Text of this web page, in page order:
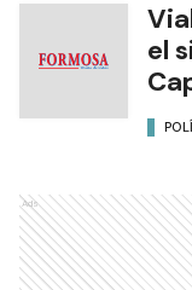
el
Ads